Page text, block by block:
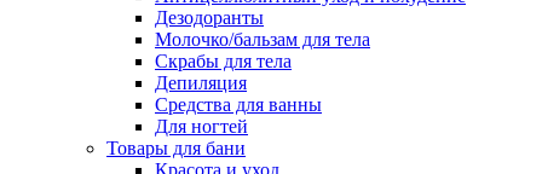
Дезодоранты
Молочко/бальзам для тела
Скрабы для тела
Депиляция
Средства для ванны
Для ногтей
Товары для бани
Красота и уход